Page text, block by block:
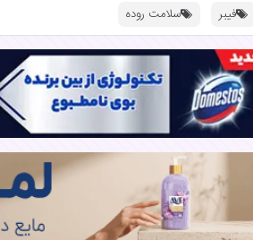
فیبر سلامت روده